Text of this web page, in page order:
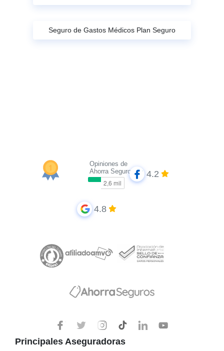
Seguro de Gastos Médicos Plan Seguro
Opiniones de
Ahorra Seguros
4.2
4.8
Principales Aseguradoras